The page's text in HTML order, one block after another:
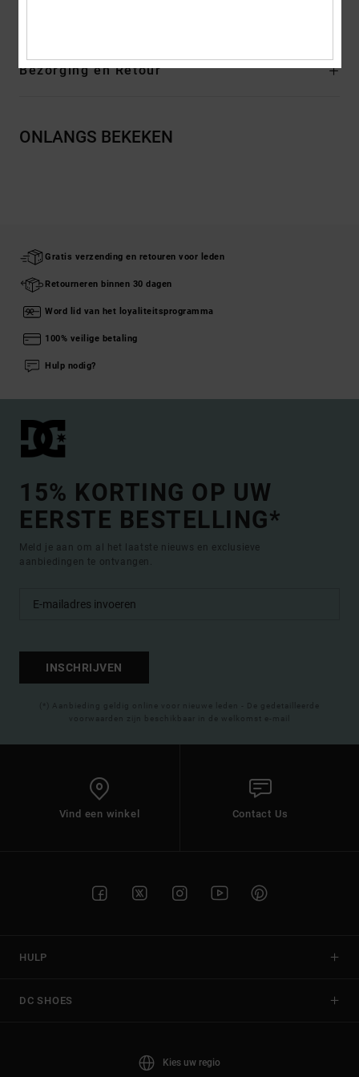
Bezorging en Retour
ONLANGS BEKEKEN
Gratis verzending en retouren voor leden
Retourneren binnen 30 dagen
Word lid van het loyaliteitsprogramma
100% veilige betaling
Hulp nodig?
15% KORTING OP UW
EERSTE BESTELLING*
Meld je aan om al het laatste nieuws en exclusieve
aanbiedingen te ontvangen.
INSCHRIJVEN
(*) Aanbieding geldig online voor nieuwe leden - De gedetailleerde
voorwaarden zijn beschikbaar in de welkomst e-mail
Vind een winkel Contact Us
HULP
DC SHOES
Kies uw regio